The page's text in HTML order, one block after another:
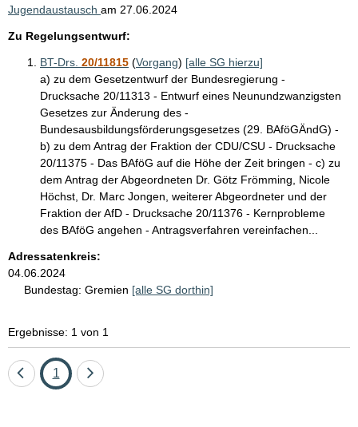
Jugendaustausch am 27.06.2024
Zu Regelungsentwurf:
BT-Drs. 20/11815 (Vorgang) [alle SG hierzu]
a) zu dem Gesetzentwurf der Bundesregierung -
Drucksache 20/11313 - Entwurf eines Neunundzwanzigsten
Gesetzes zur Änderung des -
Bundesausbildungsförderungsgesetzes (29. BAföGÄndG) -
b) zu dem Antrag der Fraktion der CDU/CSU - Drucksache
20/11375 - Das BAföG auf die Höhe der Zeit bringen - c) zu
dem Antrag der Abgeordneten Dr. Götz Frömming, Nicole
Höchst, Dr. Marc Jongen, weiterer Abgeordneter und der
Fraktion der AfD - Drucksache 20/11376 - Kernprobleme
des BAföG angehen - Antragsverfahren vereinfachen...
Adressatenkreis:
04.06.2024
Bundestag: Gremien [alle SG dorthin]
Ergebnisse: 1 von 1
EineSeite
1
Eine